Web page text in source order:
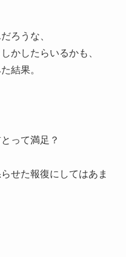
ろうな、
かしたらいるかも、
結果。
って満足？
せた報復にしてはあま